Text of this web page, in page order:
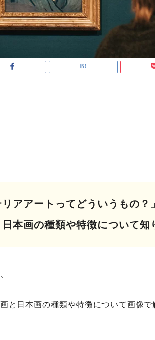
リアアートってどういうもの？」
日本画の種類や特徴について知
と日本画の種類や特徴について画像で